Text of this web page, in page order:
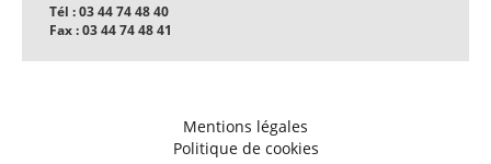
Tél : 03 44 74 48 40
Fax : 03 44 74 48 41
Mentions légales
Politique de cookies